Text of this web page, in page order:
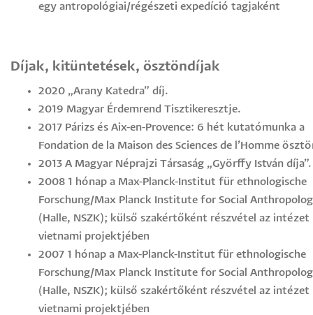
egy antropológiai/régészeti expedíció tagjaként
Díjak, kitüntetések, ösztöndíjak
2020 „Arany Katedra” díj.
2019 Magyar Érdemrend Tisztikeresztje.
2017 Párizs és Aix-en-Provence: 6 hét kutatómunka a
Fondation de la Maison des Sciences de l’Homme
2013 A Magyar Néprajzi Társaság „Györffy István díja”.
2008 1 hónap a Max-Planck-Institut für ethnologische
Forschung/Max Planck Institute for Social
(Halle, NSZK); külső szakértőként részvétel az intézet
vietnami projektjében
2007 1 hónap a Max-Planck-Institut für ethnologische
Forschung/Max Planck Institute for Social
(Halle, NSZK); külső szakértőként részvétel az intézet
vietnami projektjében